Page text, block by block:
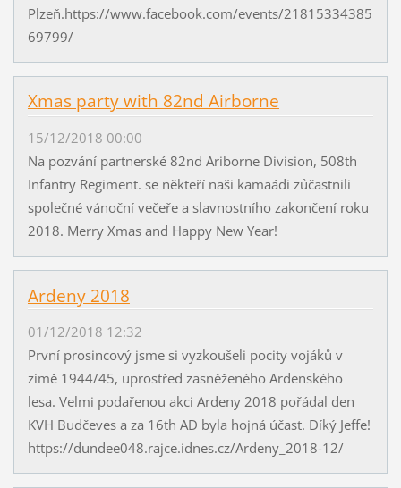
Plzeň.https://www.facebook.com/events/21815334385
69799/
Xmas party with 82nd Airborne
15/12/2018 00:00
Na pozvání partnerské 82nd Ariborne Division, 508th
Infantry Regiment. se někteří naši kamaádi zůčastnili
společné vánoční večeře a slavnostního zakončení roku
2018. Merry Xmas and Happy New Year!
Ardeny 2018
01/12/2018 12:32
První prosincový jsme si vyzkoušeli pocity vojáků v
zimě 1944/45, uprostřed zasněženého Ardenského
lesa. Velmi podařenou akci Ardeny 2018 pořádal den
KVH Budčeves a za 16th AD byla hojná účast. Díký Jeffe!
https://dundee048.rajce.idnes.cz/Ardeny_2018-12/